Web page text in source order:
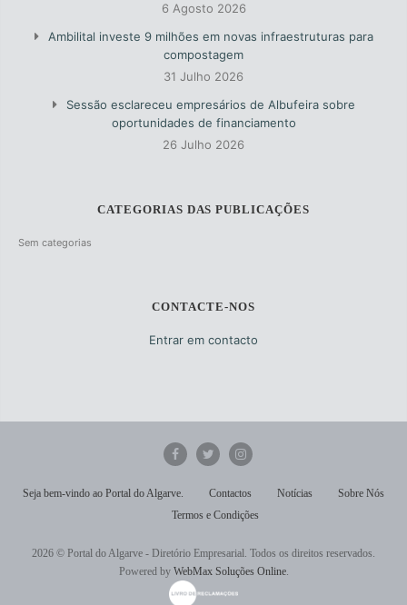
6 Agosto 2026
Ambilital investe 9 milhões em novas infraestruturas para
compostagem
31 Julho 2026
Sessão esclareceu empresários de Albufeira sobre
oportunidades de financiamento
26 Julho 2026
CATEGORIAS DAS PUBLICAÇÕES
Sem categorias
CONTACTE-NOS
Entrar em contacto
Seja bem-vindo ao Portal do Algarve. Contactos Notícias
Sobre Nós
Termos e Condições
2026 © Portal do Algarve - Diretório Empresarial. Todos os direitos reservados.
Powered by WebMax Soluções Online.